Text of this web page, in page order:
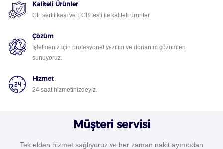
Kaliteli Ürünler
CE sertifikası ve ECB testi ile kaliteli ürünler.
Çözüm
İşletmeniz için profesyonel yazılım ve donanım çözümleri
sunuyoruz.
Hizmet
24 saat hizmetinizdeyiz.
Müşteri servisi
Tek elden hizmet sağlıyoruz ve her zaman nakit ayırıcıdan